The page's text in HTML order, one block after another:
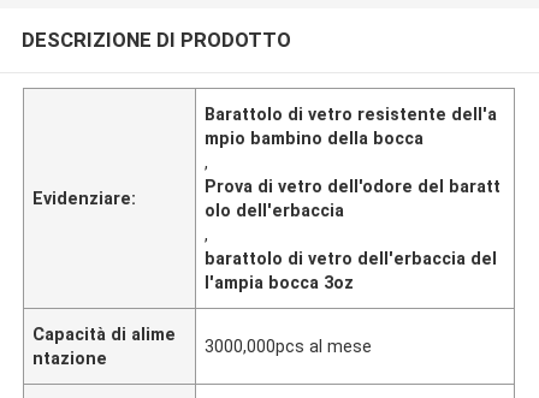
DESCRIZIONE DI PRODOTTO
Evidenziare:
Barattolo di vetro resistente dell'a
mpio bambino della bocca
,
Prova di vetro dell'odore del baratt
olo dell'erbaccia
,
barattolo di vetro dell'erbaccia del
l'ampia bocca 3oz
Capacità di alime
ntazione
3000,000pcs al mese